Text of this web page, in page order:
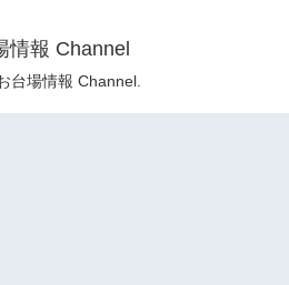
情報 Channel
台場情報 Channel.